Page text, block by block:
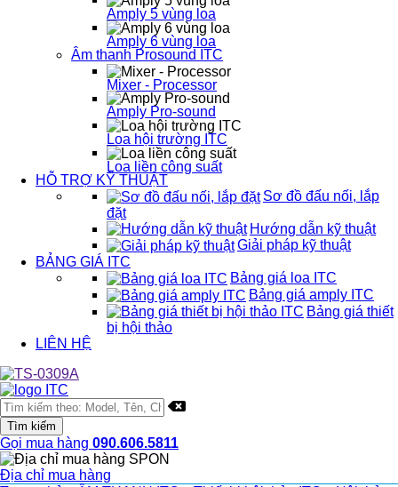
Amply 5 vùng loa
Amply 6 vùng loa
Âm thanh Prosound ITC
Mixer - Processor
Amply Pro-sound
Loa hội trường ITC
Loa liền công suất
HỖ TRỢ KỸ THUẬT
Sơ đồ đấu nối, lắp
đặt
Hướng dẫn kỹ thuật
Giải pháp kỹ thuật
BẢNG GIÁ ITC
Bảng giá loa ITC
Bảng giá amply ITC
Bảng giá thiết
bị hội thảo
LIÊN HỆ
Gọi mua hàng 090.606.5811
Địa chỉ mua hàng